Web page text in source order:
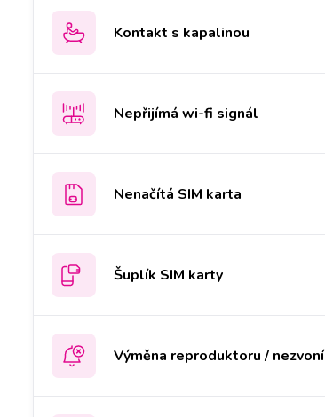
Kontakt s kapalinou
Nepřijímá wi-fi signál
Nenačítá SIM karta
Šuplík SIM karty
Výměna reproduktoru / nezvoní